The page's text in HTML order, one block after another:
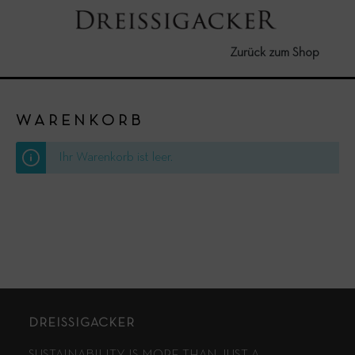
Zurück zum Shop
WARENKORB
Ihr Warenkorb ist leer.
DREISSIGACKER